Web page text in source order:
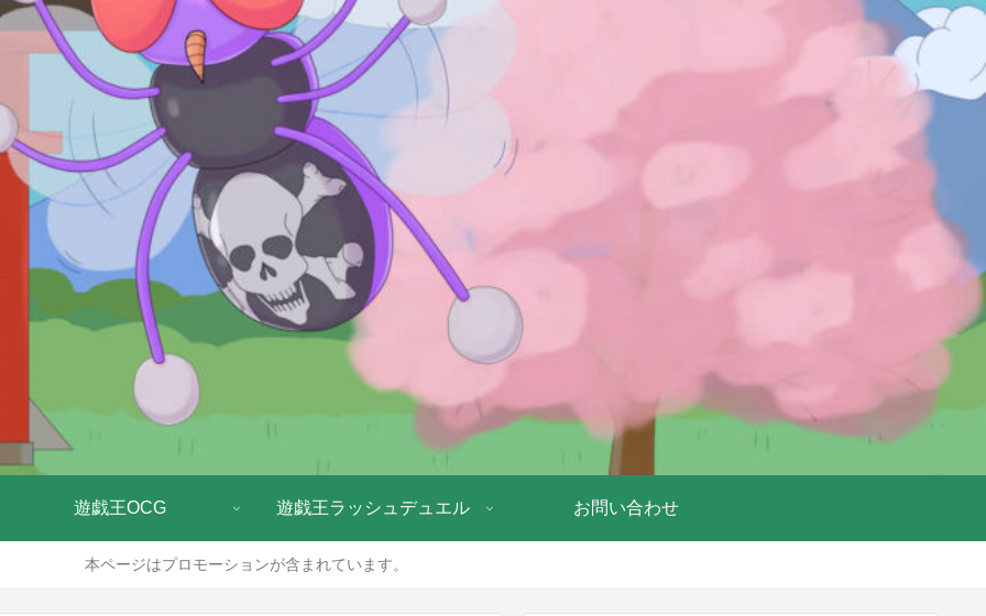
遊戯王OCG 遊戯王ラッシュデュエル お問い合わせ
本ページはプロモーションが含まれています。